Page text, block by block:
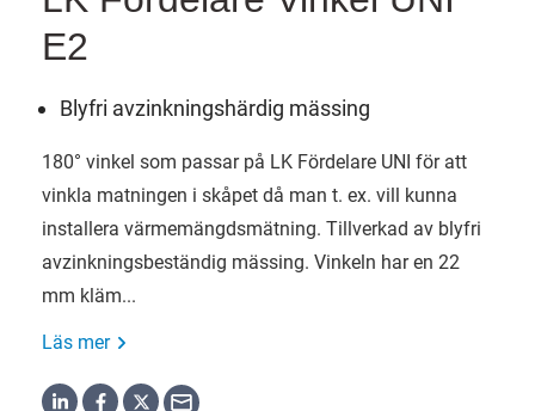
E2
Blyfri avzinkningshärdig mässing
180° vinkel som passar på LK Fördelare UNI för att
vinkla matningen i skåpet då man t. ex. vill kunna
installera värmemängdsmätning. Tillverkad av blyfri
avzinkningsbeständig mässing. Vinkeln har en 22
mm kläm...
Läs mer